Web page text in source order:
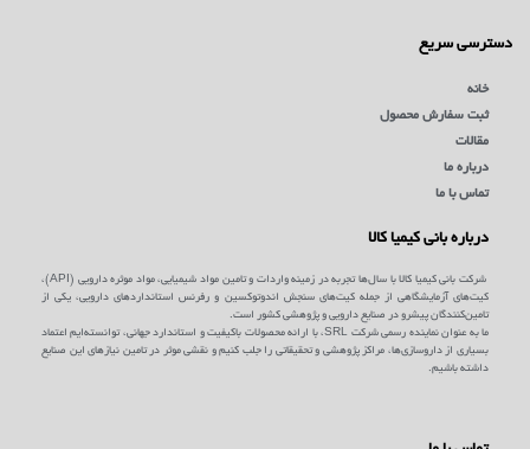
دسترسی سریع
خانه
ثبت سفارش محصول
مقالات
درباره ما
تماس با ما
درباره بانی کیمیا کالا
شرکت بانی کیمیا کالا با سال‌ها تجربه در زمینه واردات و تامین مواد شیمیایی، مواد موثره دارویی (API)،
کیت‌های آزمایشگاهی از جمله کیت‌های سنجش اندوتوکسین و رفرنس استانداردهای دارویی، یکی از
تامین‌کنندگان پیشرو در صنایع دارویی و پژوهشی کشور است.
ما به عنوان نماینده رسمی شرکت SRL، با ارائه محصولات باکیفیت و استاندارد جهانی، توانسته‌ایم اعتماد
بسیاری از داروسازی‌ها، مراکز پژوهشی و تحقیقاتی را جلب کنیم و نقشی موثر در تامین نیازهای این صنایع
داشته باشیم.